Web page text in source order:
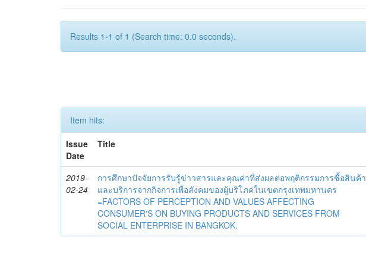
Results 1-1 of 1 (Search time: 0.0 seconds).
Item hits:
Issue
Date
Title
2019-
02-24
การศึกษาปัจจัยการรับรู้ข่าวสารและคุณค่าที่ส่งผลต่อพฤติกรรมการซื้อสินค้า
และบริการจากกิจการเพื่อสังคมของผู้บริโภคในเขตกรุงเทพมหานคร
=FACTORS OF PERCEPTION AND VALUES AFFECTING
CONSUMER'S ON BUYING PRODUCTS AND SERVICES FROM
SOCIAL ENTERPRISE IN BANGKOK.